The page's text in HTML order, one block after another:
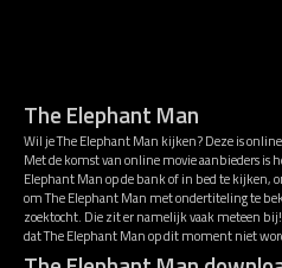
The Elephant Man
Wil je The Elephant Man kijken? Deze is
Met de komst van online movie aanbieders is
Elephant Man op de bank of in bed te kijken,
om The Elephant Man met ondertiteling te
zoektocht. Die zit er namelijk vaak meteen
dat The Elephant Man op dit moment niet